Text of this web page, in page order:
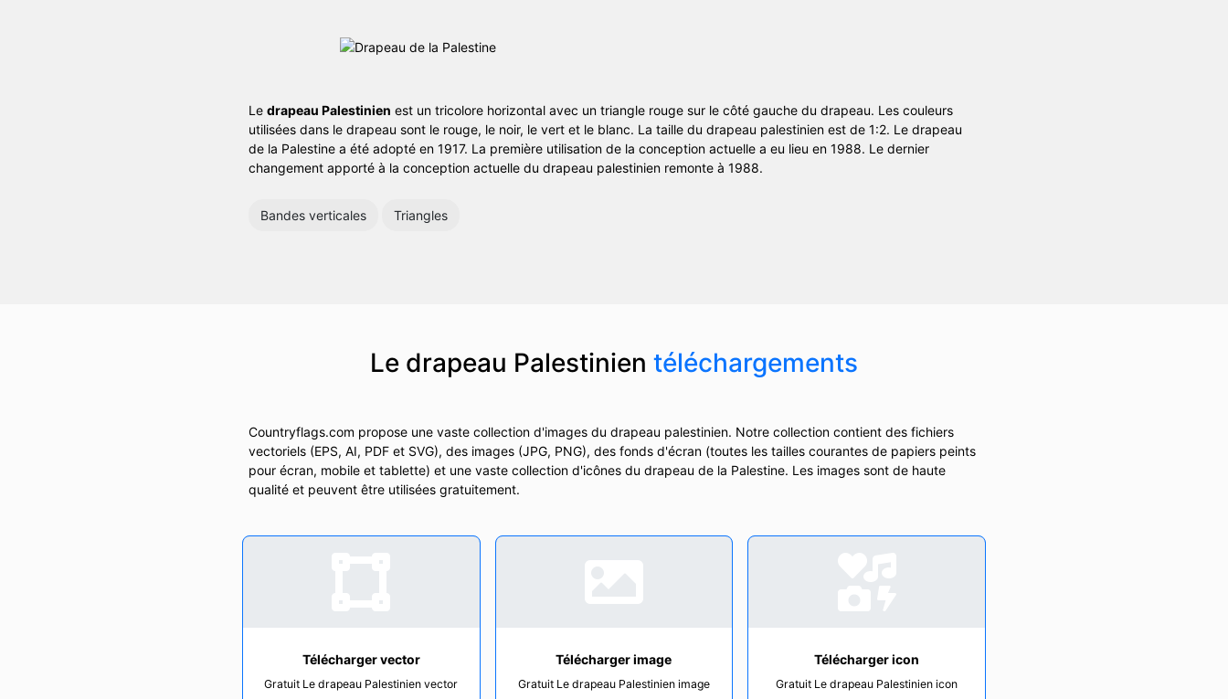
Le drapeau Palestinien est un tricolore horizontal avec un triangle rouge sur le côté gauche du drapeau. Les couleurs
utilisées dans le drapeau sont le rouge, le noir, le vert et le blanc. La taille du drapeau palestinien est de 1:2. Le drapeau
de la Palestine a été adopté en 1917. La première utilisation de la conception actuelle a eu lieu en 1988. Le dernier
changement apporté à la conception actuelle du drapeau palestinien remonte à 1988.
Bandes verticales Triangles
Le drapeau Palestinien téléchargements
Countryflags.com propose une vaste collection d'images du drapeau palestinien. Notre collection contient des fichiers
vectoriels (EPS, AI, PDF et SVG), des images (JPG, PNG), des fonds d'écran (toutes les tailles courantes de papiers peints
pour écran, mobile et tablette) et une vaste collection d'icônes du drapeau de la Palestine. Les images sont de haute
qualité et peuvent être utilisées gratuitement.
Télécharger vector
Gratuit Le drapeau Palestinien vector
Télécharger image
Gratuit Le drapeau Palestinien image
Télécharger icon
Gratuit Le drapeau Palestinien icon